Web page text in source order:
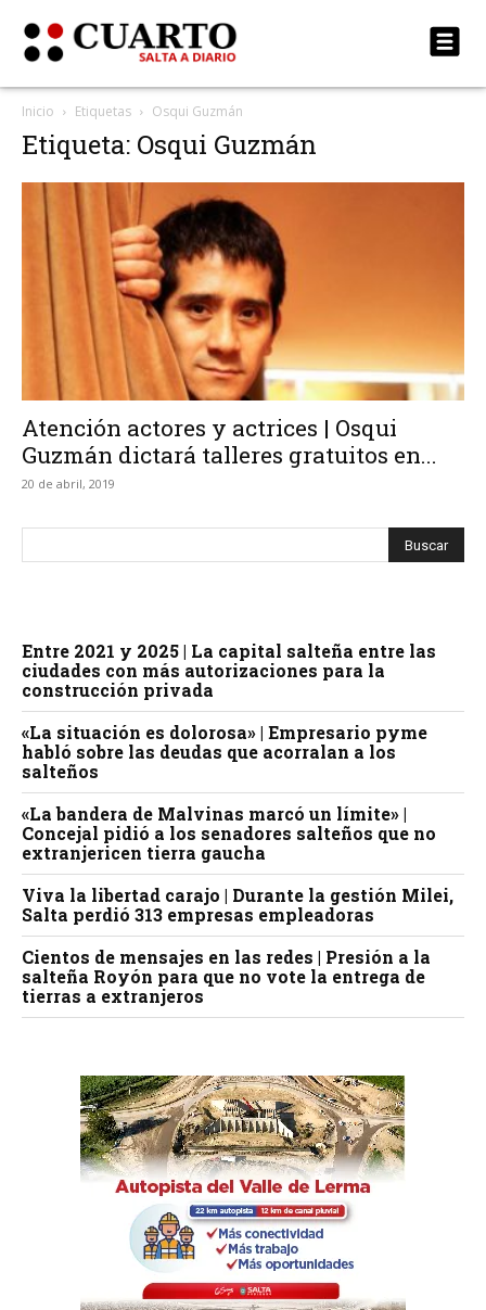
Inicio Etiquetas Osqui Guzmán
Etiqueta: Osqui Guzmán
Atención actores y actrices | Osqui
Guzmán dictará talleres gratuitos en...
20 de abril, 2019
Entre 2021 y 2025 | La capital salteña entre las
ciudades con más autorizaciones para la
construcción privada
«La situación es dolorosa» | Empresario pyme
habló sobre las deudas que acorralan a los
salteños
«La bandera de Malvinas marcó un límite» |
Concejal pidió a los senadores salteños que no
extranjericen tierra gaucha
Viva la libertad carajo | Durante la gestión Milei,
Salta perdió 313 empresas empleadoras
Cientos de mensajes en las redes | Presión a la
salteña Royón para que no vote la entrega de
tierras a extranjeros